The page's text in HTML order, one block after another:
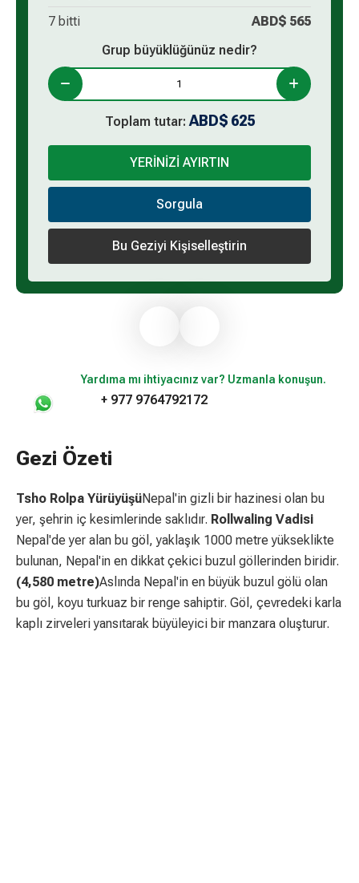
7 bitti
ABD$ 565
Grup büyüklüğünüz nedir?
Toplam tutar: ABD$ 625
YERİNİZİ AYIRTIN
Sorgula
Bu Geziyi Kişiselleştirin
Yardıma mı ihtiyacınız var? Uzmanla konuşun.
+ 977 9764792172
Gezi Özeti
Tsho Rolpa YürüyüşüNepal'in gizli bir hazinesi olan bu
yer, şehrin iç kesimlerinde saklıdır. Rollwaling Vadisi
Nepal'de yer alan bu göl, yaklaşık 1000 metre yükseklikte
bulunan, Nepal'in en dikkat çekici buzul göllerinden biridir.
(4,580 metre)Aslında Nepal'in en büyük buzul gölü olan
bu göl, koyu turkuaz bir renge sahiptir. Göl, çevredeki karla
kaplı zirveleri yansıtarak büyüleyici bir manzara oluşturur.